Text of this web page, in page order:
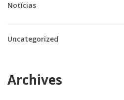
Notícias
Uncategorized
Archives